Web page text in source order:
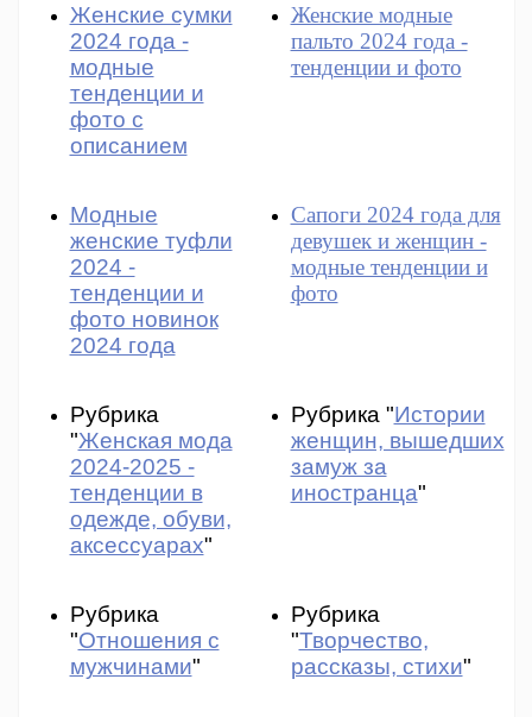
Женские сумки
2024 года -
модные
тенденции и
фото с
описанием
Женские модные
пальто 2024 года -
тенденции и фото
Модные
женские туфли
2024 -
тенденции и
фото новинок
2024 года
Сапоги 2024 года для
девушек и женщин -
модные тенденции и
фото
Рубрика
"Женская мода
2024-2025 -
тенденции в
одежде, обуви,
аксессуарах"
Рубрика "Истории
женщин, вышедших
замуж за
иностранца"
Рубрика
"Отношения с
мужчинами"
Рубрика
"Творчество,
рассказы, стихи"